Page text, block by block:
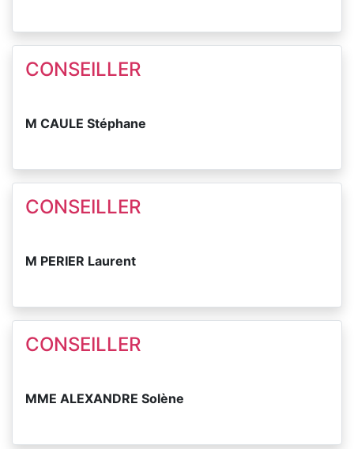
CONSEILLER
M CAULE Stéphane
CONSEILLER
M PERIER Laurent
CONSEILLER
MME ALEXANDRE Solène